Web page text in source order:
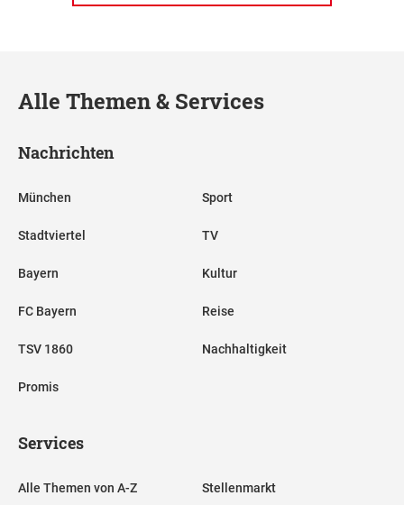
Alle Themen & Services
Nachrichten
München
Stadtviertel
Bayern
FC Bayern
TSV 1860
Promis
Sport
TV
Kultur
Reise
Nachhaltigkeit
Services
Alle Themen von A-Z Stellenmarkt